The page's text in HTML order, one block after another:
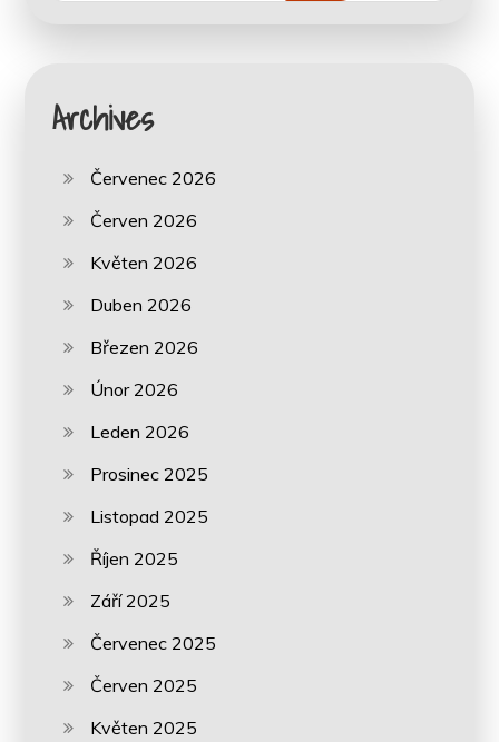
Archives
Červenec 2026
Červen 2026
Květen 2026
Duben 2026
Březen 2026
Únor 2026
Leden 2026
Prosinec 2025
Listopad 2025
Říjen 2025
Září 2025
Červenec 2025
Červen 2025
Květen 2025